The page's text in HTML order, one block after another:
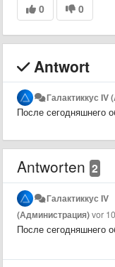
0 0
Antwort
Галактиккус IV
После сегодняшнего
Antworten 2
Галактиккус IV
(Администрация)vor
После сегодняшнего